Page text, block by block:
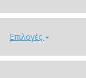
Επιλογές